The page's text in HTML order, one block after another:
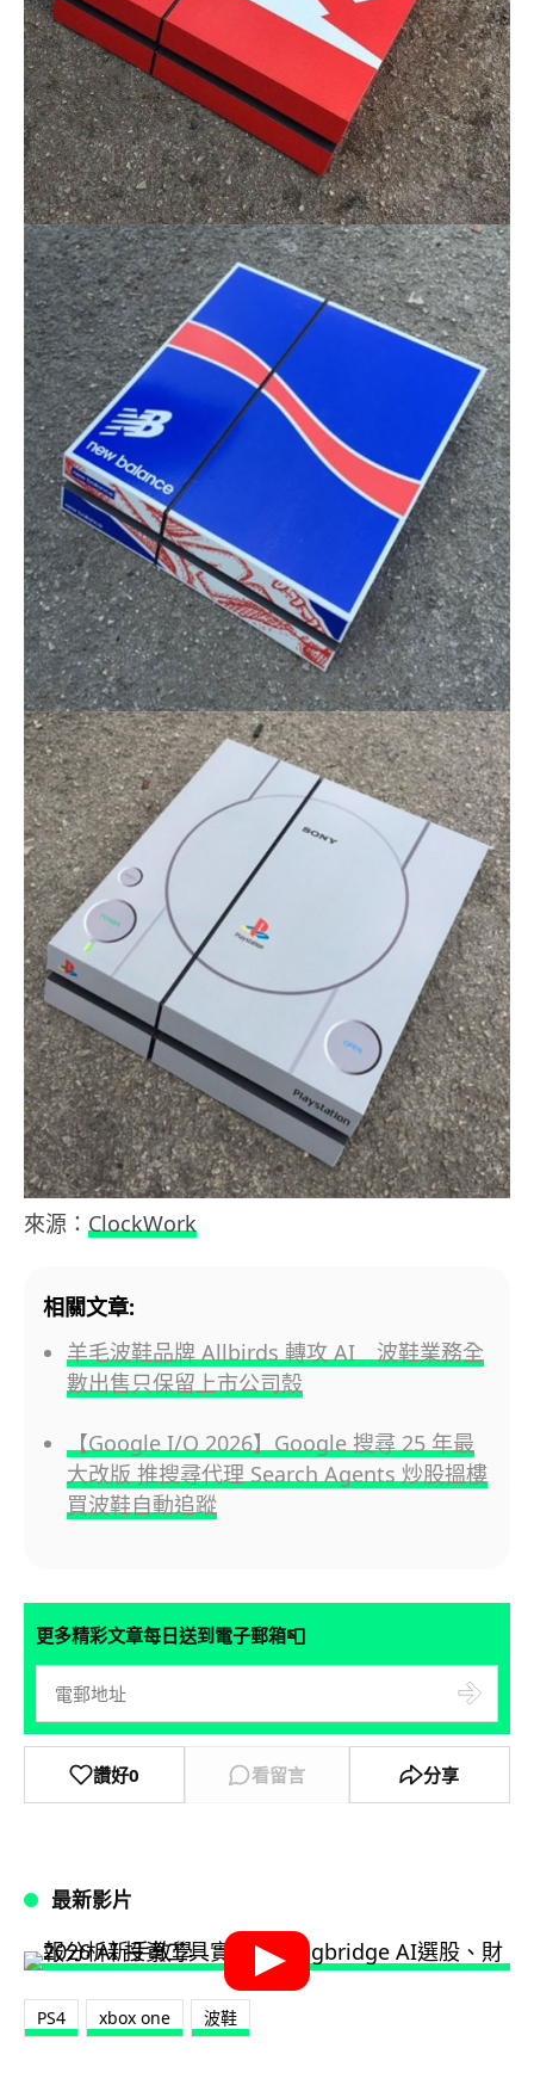
來源： ClockWork
相關文章:
羊毛波鞋品牌 Allbirds 轉攻 AI 波鞋業務全
數出售只保留上市公司殼
【Google I/O 2026】Google 搜尋 25 年最
大改版 推搜尋代理 Search Agents 炒股搵樓
買波鞋自動追蹤
更多精彩文章每日送到電子郵箱📮
讚好0 看留言 分享
最新影片
PS4 xbox one 波鞋